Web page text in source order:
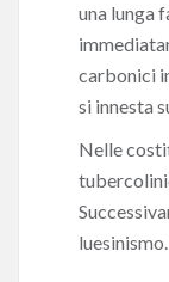
una lunga
carbonici
si innesta
Nelle
luesinismo.